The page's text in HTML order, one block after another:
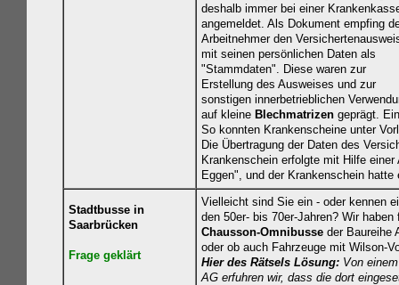
deshalb immer bei einer
angemeldet. Als Dokument empfing
Arbeitnehmer den
mit seinen persönlichen Daten als
"Stammdaten". Diese waren zur
Erstellung des Ausweises und zur
sonstigen innerbetrieblichen
auf kleine Blechmatrizen geprägt.
So konnten Krankenscheine unter
Die Übertragung der Daten des
Krankenschein erfolgte mit Hilfe
Eggen", und der Krankenschein
Stadtbusse in
Saarbrücken
Frage geklärt
Vielleicht sind Sie ein - oder kennen
den 50er- bis 70er-Jahren? Wir
Chausson-Omnibusse der Baureihe
oder ob auch Fahrzeuge mit Wilson-
Hier des Rätsels Lösung: Von
AG erfuhren wir, dass die dort